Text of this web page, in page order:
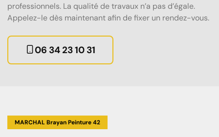
professionnels. La qualité de travaux n’a pas d’égale.
Appelez-le dès maintenant afin de fixer un rendez-vous.
06 34 23 10 31
MARCHAL Brayan Peinture 42